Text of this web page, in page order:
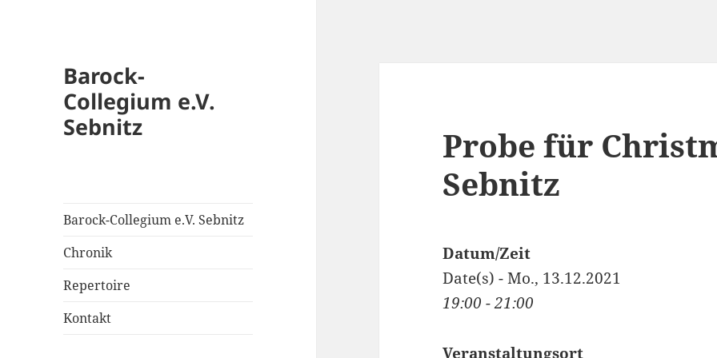
Barock-
Collegium e.V.
Sebnitz
Barock-Collegium e.V. Sebnitz
Chronik
Repertoire
Kontakt
Probe für
Sebnitz
Datum/Zeit
Date(s) - Mo., 13.12.2021
19:00 - 21:00
Veranstaltungsort